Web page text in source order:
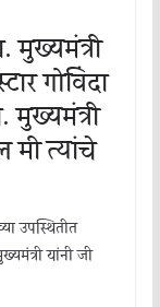
मुख्यमंत्री
गोविंदा
मुख्यमंत्री
मी त्यांचे
उपस्थितीत
यांनी जी